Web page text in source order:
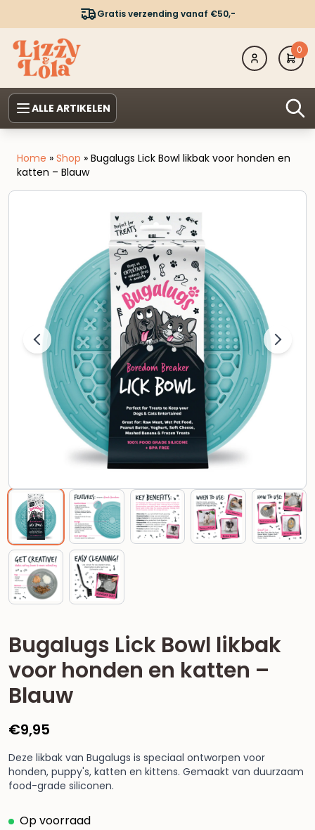
Gratis verzending vanaf €50,-
0
ALLE ARTIKELEN
Home » Shop » Bugalugs Lick Bowl likbak voor honden en
katten – Blauw
Bugalugs Lick Bowl likbak
voor honden en katten –
Blauw
€9,95
Deze likbak van Bugalugs is speciaal ontworpen voor
honden, puppy's, katten en kittens. Gemaakt van duurzaam
food-grade siliconen.
Op voorraad